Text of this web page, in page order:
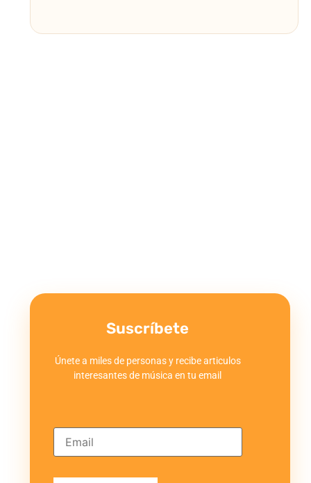
Suscríbete
Únete a miles de personas y recibe articulos
interesantes de música en tu email